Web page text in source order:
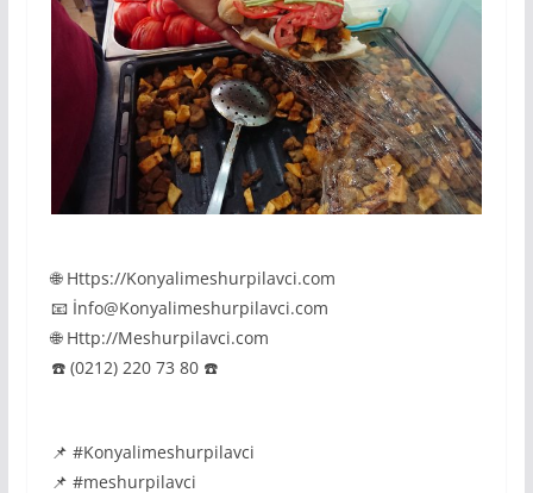
🌐 Https://Konyalimeshurpilavci.com
📧 İnfo@Konyalimeshurpilavci.com
🌐 Http://Meshurpilavci.com
☎️ (0212) 220 73 80 ☎️
📌 #Konyalimeshurpilavci
📌 #meshurpilavci